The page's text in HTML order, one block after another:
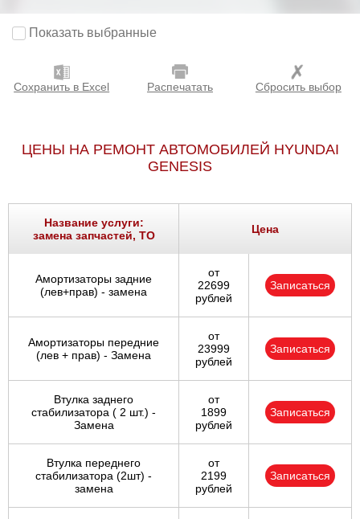
Показать выбранные
Сохранить в Excel Распечатать Сбросить выбор
ЦЕНЫ НА РЕМОНТ АВТОМОБИЛЕЙ HYUNDAI
GENESIS
Название услуги:
замена запчастей, ТО
Цена
Амортизаторы задние
(лев+прав) - замена
от
22699
рублей
Записаться
Амортизаторы передние
(лев + прав) - Замена
от
23999
рублей
Записаться
Втулка заднего
стабилизатора ( 2 шт.) -
Замена
от
1899
рублей
Записаться
Втулка переднего
стабилизатора (2шт) -
замена
от
2199
рублей
Записаться